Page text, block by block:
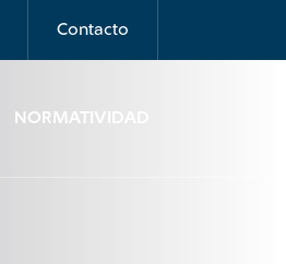
Contacto
NORMATIVIDAD